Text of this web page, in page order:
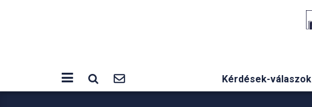
Kérdések-válaszok